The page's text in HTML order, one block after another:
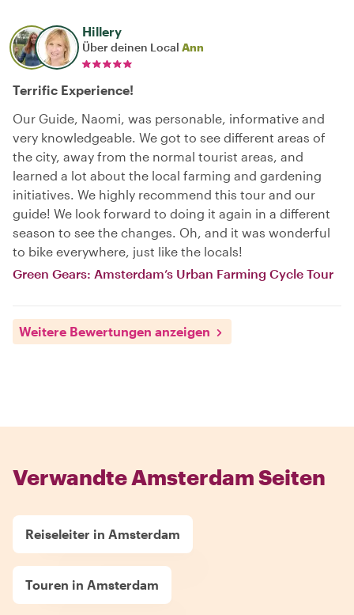
Hillery
Über deinen Local Ann
Terrific Experience!
Our Guide, Naomi, was personable, informative and
very knowledgeable. We got to see different areas of
the city, away from the normal tourist areas, and
learned a lot about the local farming and gardening
initiatives. We highly recommend this tour and our
guide! We look forward to doing it again in a different
season to see the changes. Oh, and it was wonderful
to bike everywhere, just like the locals!
Green Gears: Amsterdam’s Urban Farming Cycle Tour
Weitere Bewertungen anzeigen
Verwandte Amsterdam Seiten
Reiseleiter in Amsterdam
Touren in Amsterdam